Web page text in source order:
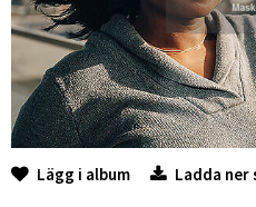
Lägg i album Ladda ner